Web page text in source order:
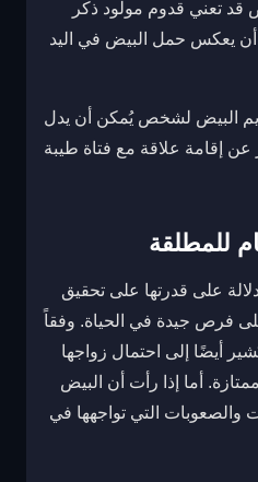
قد تعني قدوم مولود ذكر
أن يعكس حمل البيض في اليد
البيض لشخص يُمكن أن يدل
إقامة علاقة مع فتاة طيبة
للمطلقة
على قدرتها على تحقيق
على فرص جيدة في الحياة. وفقاً
أيضًا إلى احتمال زواجها
أما إذا رأت أن البيض
والصعوبات التي تواجهها في